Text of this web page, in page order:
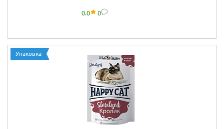
кошек кусочки в
0.0 0
Упаковка